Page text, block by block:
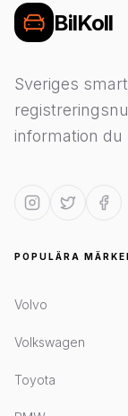
BilKoll
Sveriges
information du
POPULÄRA
Volvo
Volkswagen
Toyota